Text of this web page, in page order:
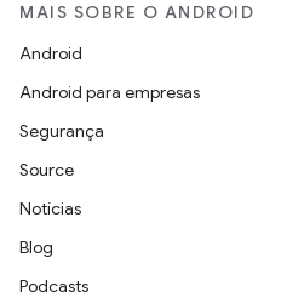
MAIS SOBRE O ANDROID
Android
Android para empresas
Segurança
Source
Notícias
Blog
Podcasts